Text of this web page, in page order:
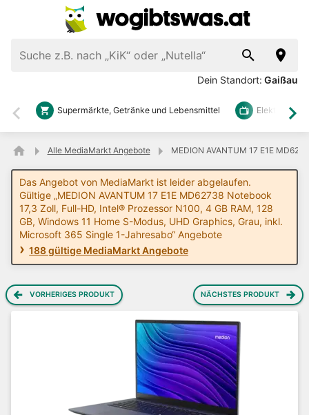
Dein Standort: Gaißau
Zurück
Supermärkte, Getränke und Lebensmittel Elektronik
Alle MediaMarkt Angebote MEDION AVANTUM 17 E1E
Das Angebot von MediaMarkt ist leider abgelaufen.
Gültige „MEDION AVANTUM 17 E1E MD62738 Notebook
17,3 Zoll, Full-HD, Intel® Prozessor N100, 4 GB RAM, 128
GB, Windows 11 Home S-Modus, UHD Graphics, Grau, inkl.
Microsoft 365 Single 1-Jahresabo“ Angebote
188 gültige MediaMarkt Angebote
VORHERIGES PRODUKT NÄCHSTES PRODUKT